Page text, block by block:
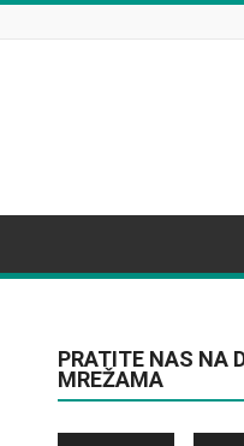
PRATITE NAS NA
MREŽAMA